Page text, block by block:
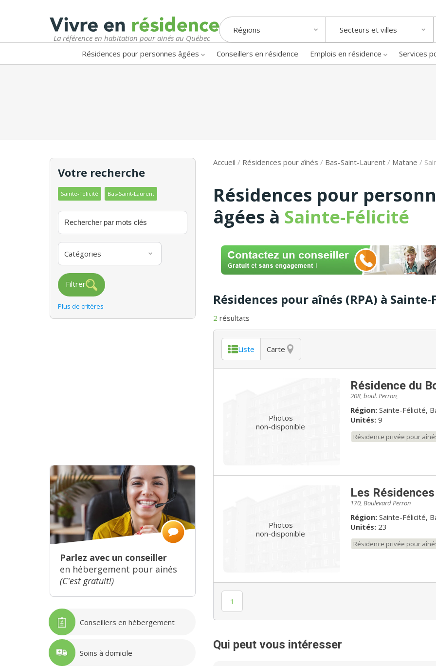
La référence en habitation pour ainés au Québec
Régions Secteurs et villes
Résidences pour personnes âgées Conseillers en résidence Emplois en résidence Services
Votre recherche
Sainte-Félicité Bas-Saint-Laurent
Catégories
Filtrer
Plus de critères
Parlez avec un conseiller
en hébergement pour ainés
(C'est gratuit!)
Conseillers en hébergement
Soins à domicile
Accueil / Résidences pour aînés / Bas-Saint-Laurent / Matane /
Résidences pour
âgées à Sainte-Félicité
Résidences pour aînés (RPA) à
2 résultats
Liste Carte
Photos
non-disponible
Résidence du
208, boul. Perron,
Région: Sainte-Félicité,
Unités:9
Résidence privée pour
Photos
non-disponible
Les
170, Boulevard Perron
Région: Sainte-Félicité,
Unités:23
Résidence privée pour
1
Qui peut vous intéresser